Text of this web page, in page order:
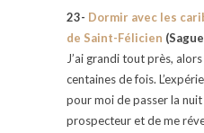
23- Dormir avec les
de Saint-Félicien
J’ai grandi tout près,
centaines de fois.
pour moi de passer la
prospecteur et de me